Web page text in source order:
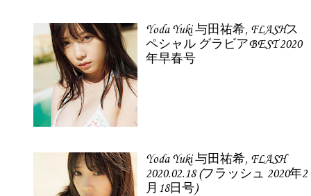
Yoda Yuki 与田祐希, FLASHス
ペシャル グラビアBEST 2020
年早春号
Yoda Yuki 与田祐希, FLASH
2020.02.18 (フラッシュ 2020年2
月18日号)